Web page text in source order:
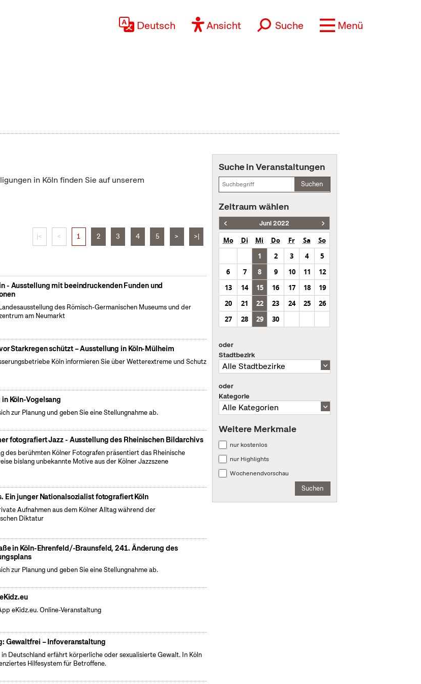
Deutsch Ansicht Suche Menü
in Köln finden Sie auf unserem
|< < 1 2 3 4 5 > >|
- Ausstellung mit beeindruckenden Funden und
des Römisch-Germanischen Museums und der
am Neumarkt
Starkregen schützt – Ausstellung in Köln-Mülheim
Köln informieren Sie über Wetterextreme und Schutz
Köln-Vogelsang
zur Planung und geben Sie eine Stellungnahme ab.
fotografiert Jazz - Ausstellung des Rheinischen Bildarchivs
des berühmten Kölner Fotografen präsentiert das Rheinische
bislang unbekannte Motive aus der Kölner Jazzszene
Ein junger Nationalsozialist fotografiert Köln
Aufnahmen aus dem Kölner Alltag während der
Diktatur
in Köln-Ehrenfeld/-Braunsfeld, 241. Änderung des
zur Planung und geben Sie eine Stellungnahme ab.
eKidz.eu. Online-Veranstaltung
Gewaltfrei – Infoveranstaltung
Deutschland erfährt körperliche oder sexualisierte Gewalt. In Köln
Hilfesystem für Betroffene.
Suche in Veranstaltungen
Suchen
Zeitraum wählen
Juni 2022
Mo Di Mi Do Fr Sa
So
1
2 3 4
5
6
7 8 9 10 11
12
13
14 15 16 17 18
19
20
21 22 23 24 25
26
27
28 29 30
oder
Stadtbezirk
oder
Kategorie
Weitere Merkmale
nur kostenlos
nur Highlights
Wochenendvorschau
Suchen